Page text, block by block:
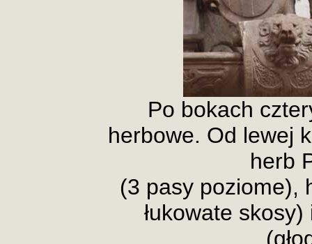
Po bokach
herbowe. Od lewej
herb
(3 pasy poziome),
łukowate